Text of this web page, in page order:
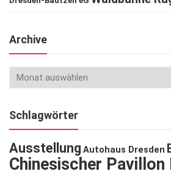
Archive
Schlagwörter
Ausstellung Autohaus Dresden
Chinesischer Pavillon